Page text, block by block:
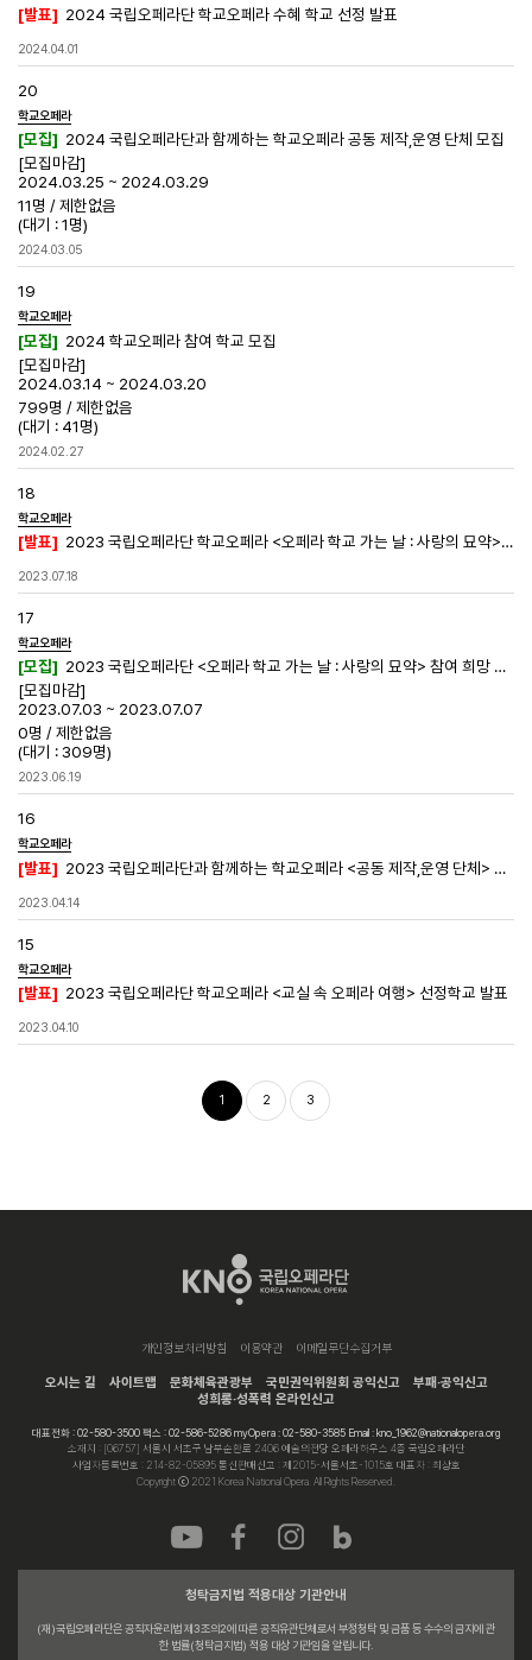
[발표] 2024 국립오페라단 학교오페라 수혜 학교 선정 발표
2024.04.01
20
학교오페라
[모집] 2024 국립오페라단과 함께하는 학교오페라 공동 제작,운영 단체 모집
[모집마감]
2024.03.25 ~ 2024.03.29
11명 /제한없음
(대기 : 1명)
2024.03.05
19
학교오페라
[모집] 2024 학교오페라 참여 학교 모집
[모집마감]
2024.03.14 ~ 2024.03.20
799명 /제한없음
(대기 : 41명)
2024.02.27
18
학교오페라
[발표] 2023 국립오페라단 학교오페라 <오페라 학교 가는 날 : 사랑의 묘약> 선정학교 발표
2023.07.18
17
학교오페라
[모집] 2023 국립오페라단 <오페라 학교 가는 날 : 사랑의 묘약> 참여 희망 학교 모집
[모집마감]
2023.07.03 ~ 2023.07.07
0명 /제한없음
(대기 : 309명)
2023.06.19
16
학교오페라
[발표] 2023 국립오페라단과 함께하는 학교오페라 <공동 제작,운영 단체> 선정 결과 발표
2023.04.14
15
학교오페라
[발표] 2023 국립오페라단 학교오페라 <교실 속 오페라 여행> 선정학교 발표
2023.04.10
1 2 3
개인정보처리방침 이용약관 이메일무단수집거부
오시는 길 사이트맵 문화체육관광부 국민권익위원회 공익신고
부패·공익신고
성희롱·성폭력 온라인신고
대표전화 : 02-580-3500 팩스 : 02-586-5286 myOpera : 02-580-3585 Email : kno_1962@nationalopera.org
소재지 : [06757] 서울시 서초구 남부순환로 2406 예술의전당 오페라하우스 4층 국립오페라단
사업자등록번호 : 214-82-05895 통신판매신고 : 제2015-서울서초-1015호 대표자 : 최상호
Copyright ⓒ 2021 Korea National Opera. All Rights Reserved.
청탁금지법 적용대상 기관안내
(재)국립오페라단은 공직자윤리법 제3조의2에 따른 공직유관단체로서 부정청탁 및 금품 등 수수의 금지에 관
한 법률(청탁금지법) 적용 대상 기관임을 알립니다.